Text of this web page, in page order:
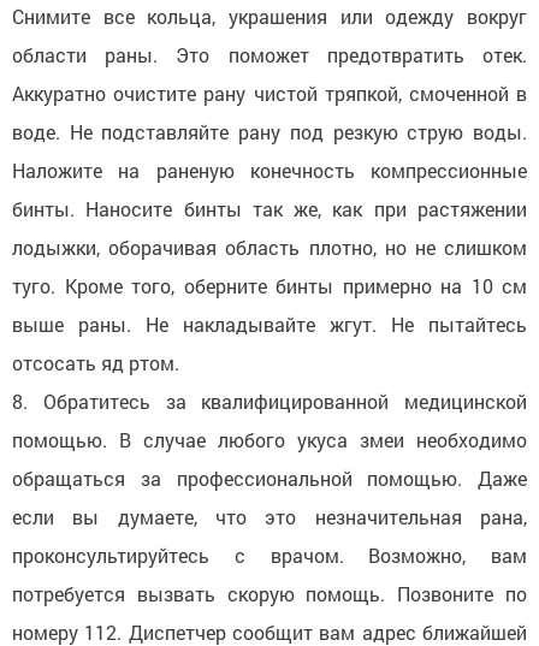
Снимите все кольца, украшения или одежду вокруг
области раны. Это поможет предотвратить отек.
Аккуратно очистите рану чистой тряпкой, смоченной в
воде. Не подставляйте рану под резкую струю воды.
Наложите на раненую конечность компрессионные
бинты. Наносите бинты так же, как при растяжении
лодыжки, оборачивая область плотно, но не слишком
туго. Кроме того, оберните бинты примерно на 10 см
выше раны. Не накладывайте жгут. Не пытайтесь
отсосать яд ртом.
8. Обратитесь за квалифицированной медицинской
помощью. В случае любого укуса змеи необходимо
обращаться за профессиональной помощью. Даже
если вы думаете, что это незначительная рана,
проконсультируйтесь с врачом. Возможно, вам
потребуется вызвать скорую помощь. Позвоните по
номеру 112. Диспетчер сообщит вам адрес ближайшей